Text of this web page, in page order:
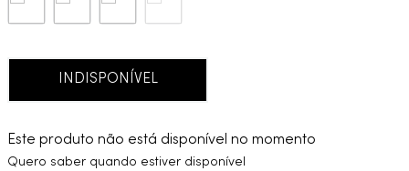
INDISPONÍVEL
Este produto não está disponível no momento
Quero saber quando estiver disponível